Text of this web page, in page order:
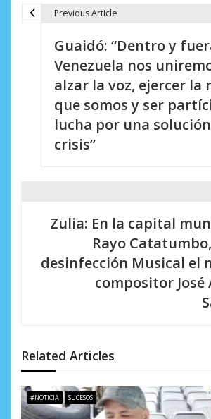
n
t
r
Previous Article
Guaidó: “Dentro y
Venezuela nos
alzar la voz, ejercer la
que somos y ser
lucha por una
crisis”
Zulia: En la capital
Rayo
desinfección Musical el
compositor José
Related Articles
#NOTICIA SUCESOS